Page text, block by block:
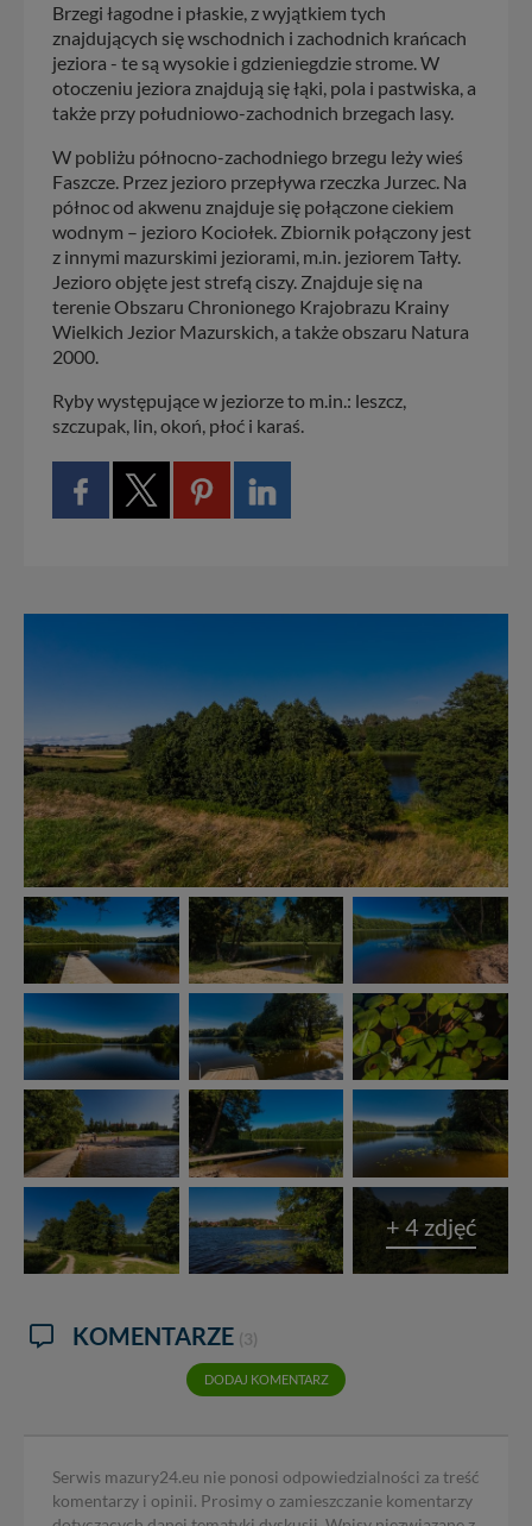
Brzegi łagodne i płaskie, z wyjątkiem tych
znajdujących się wschodnich i zachodnich krańcach
jeziora - te są wysokie i gdzieniegdzie strome. W
otoczeniu jeziora znajdują się łąki, pola i pastwiska, a
także przy południowo-zachodnich brzegach lasy.
W pobliżu północno-zachodniego brzegu leży wieś
Faszcze. Przez jezioro przepływa rzeczka Jurzec. Na
północ od akwenu znajduje się połączone ciekiem
wodnym – jezioro Kociołek. Zbiornik połączony jest
z innymi mazurskimi jeziorami, m.in. jeziorem Tałty.
Jezioro objęte jest strefą ciszy. Znajduje się na
terenie Obszaru Chronionego Krajobrazu Krainy
Wielkich Jezior Mazurskich, a także obszaru Natura
2000.
Ryby występujące w jeziorze to m.in.: leszcz,
szczupak, lin, okoń, płoć i karaś.
+ 4 zdjęć
KOMENTARZE (3)
DODAJ KOMENTARZ
Serwis mazury24.eu nie ponosi odpowiedzialności za treść
komentarzy i opinii. Prosimy o zamieszczanie komentarzy